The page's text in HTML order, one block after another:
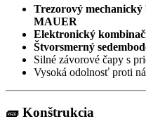
Trezorový mechanický
MAUER
Elektronický
Štvorsmerný
Silné závorové čapy s
Vysoká odolnosť proti
🧱 Konštrukcia